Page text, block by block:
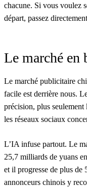
chacune. Si vous voulez
départ, passez
Le marché en
Le marché publicitaire
facile est derrière nous.
précision, plus
les réseaux sociaux
L’IA infuse partout. Le
25,7 milliards de yuans
et il progresse de plus de
annonceurs chinois y